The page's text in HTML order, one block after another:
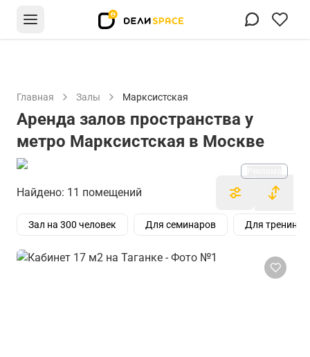
Главная Залы Марксистская
Аренда залов пространства у
метро Марксистская в Москве
Найдено: 11 помещений
Зал на 300 человек Для семинаров Для